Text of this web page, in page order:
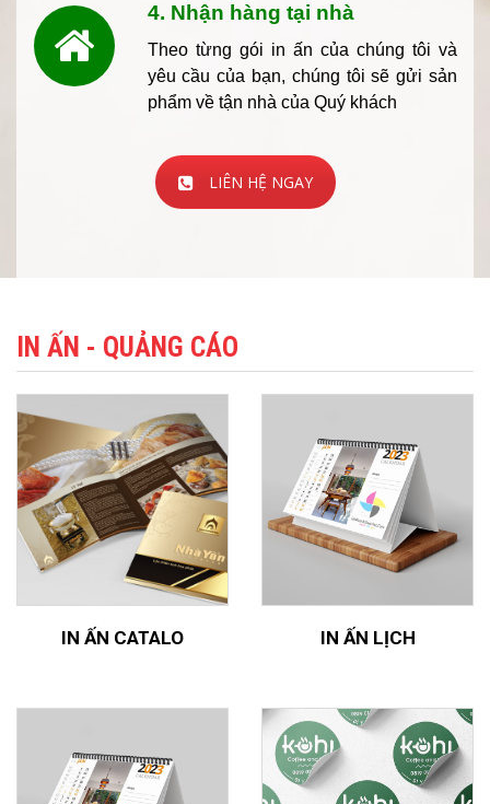
4. Nhận hàng tại nhà
Theo từng gói in ấn của chúng tôi và
yêu cầu của bạn, chúng tôi sẽ gửi sản
phẩm về tận nhà của Quý khách
LIÊN HỆ NGAY
IN ẤN - QUẢNG CÁO
IN ẤN CATALO IN ẤN LỊCH